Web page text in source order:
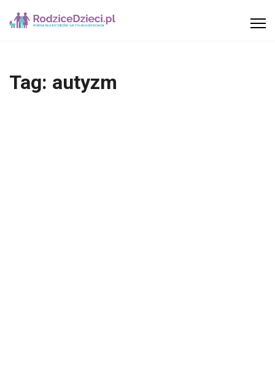
Tag: autyzm